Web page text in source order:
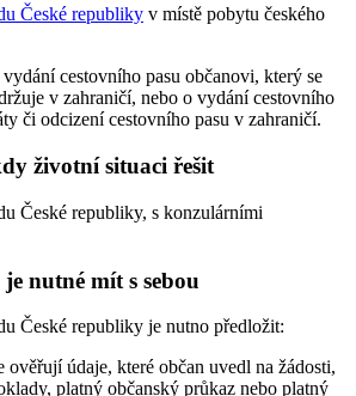
České republiky v místě pobytu českého
cestovního pasu občanovi, který se
v zahraničí, nebo o vydání cestovního
či odcizení cestovního pasu v zahraničí.
životní situaci řešit
České republiky, s konzulárními
nutné mít s sebou
České republiky je nutno předložit:
ověřují údaje, které občan uvedl na žádosti,
platný občanský průkaz nebo platný